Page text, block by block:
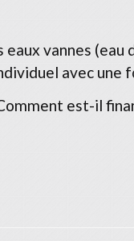
vannes (eau
avec une
est-il